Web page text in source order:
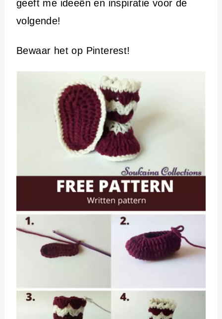
geeft me ideeën en inspiratie voor de
volgende!
Bewaar het op Pinterest!